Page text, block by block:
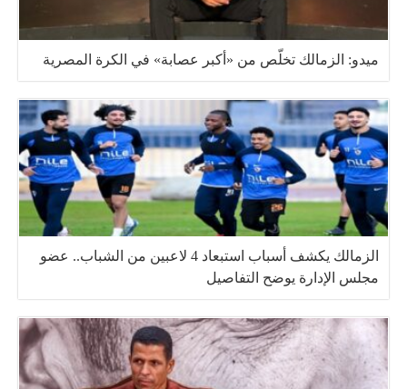
ميدو: الزمالك تخلّص من «أكبر عصابة» في الكرة المصرية
الزمالك يكشف أسباب استبعاد 4 لاعبين من الشباب.. عضو
مجلس الإدارة يوضح التفاصيل